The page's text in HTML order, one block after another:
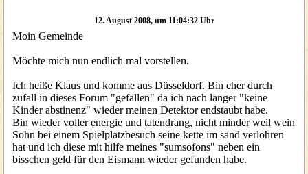
12. August 2008, um 11:04:32 Uhr
Moin Gemeinde
Möchte mich nun endlich mal vorstellen.
Ich heiße Klaus und komme aus Düsseldorf. Bin eher durch
zufall in dieses Forum "gefallen" da ich nach langer "keine
Kinder abstinenz" wieder meinen Detektor endstaubt habe.
Bin wieder voller energie und tatendrang, nicht minder weil wein
Sohn bei einem Spielplatzbesuch seine kette im sand verlohren
hat und ich diese mit hilfe meines "sumsofons" neben ein
bisschen geld für den Eismann wieder gefunden habe.